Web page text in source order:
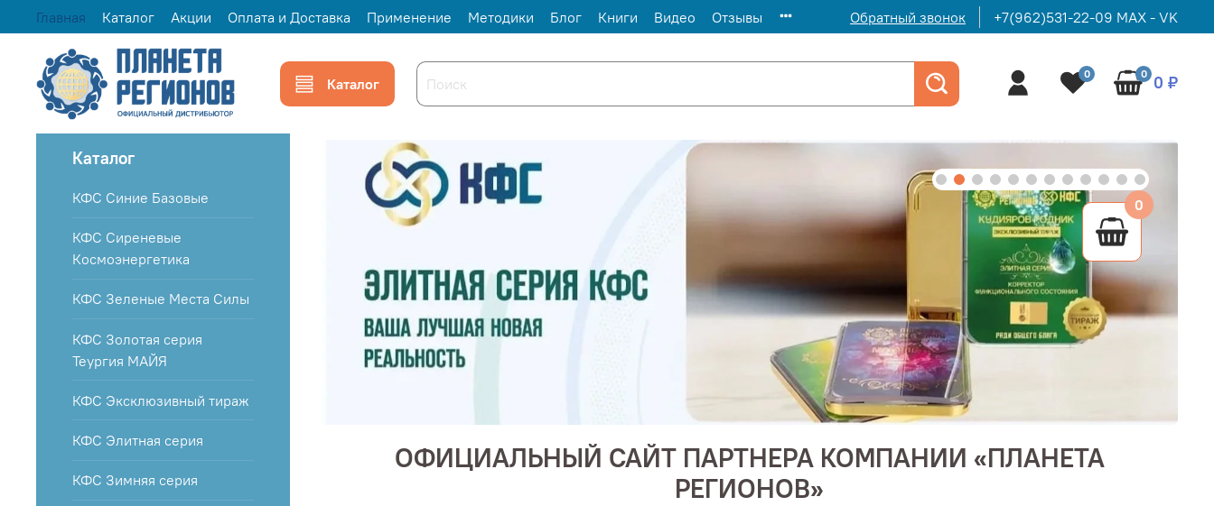
Главная Каталог Акции Оплата и Доставка Применение Методики Блог Книги Видео Отзывы Обратный звонок +7(962)531-22-09 MAX - VK
Каталог
0 0 0 ₽
ОФИЦИАЛЬНЫЙ САЙТ ПАРТНЕРА КОМПАНИИ «ПЛАНЕТА
РЕГИОНОВ»
Каталог
КФС Синие Базовые
КФС Сиреневые
Космоэнергетика
КФС Зеленые Места Силы
КФС Золотая серия
Теургия МАЙЯ
КФС Эксклюзивный тираж
КФС Элитная серия
КФС Зимняя серия
0